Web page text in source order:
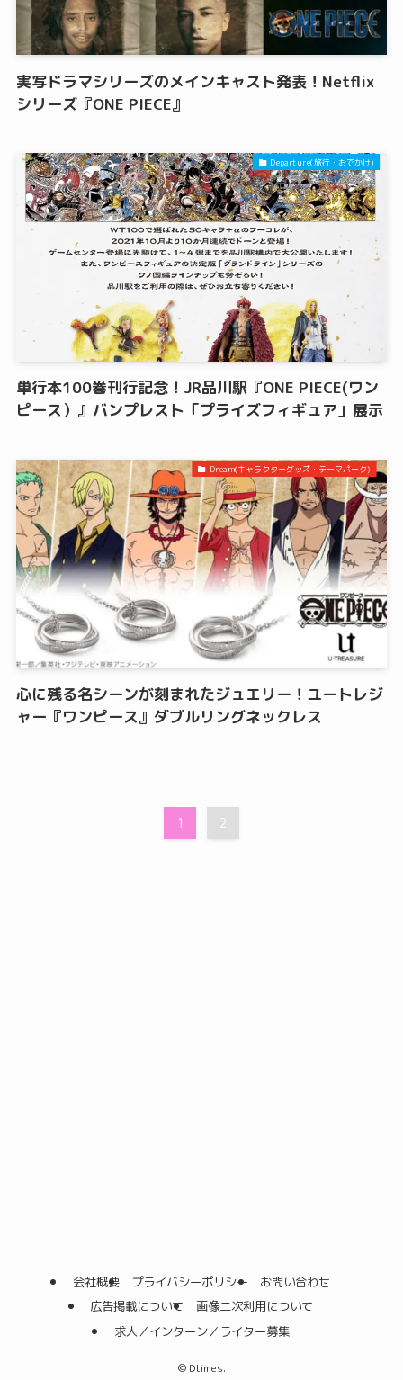
実写ドラマシリーズのメインキャスト発表！Netflix
シリーズ『ONE PIECE』
Departure(旅行・おでかけ)
単行本100巻刊行記念！JR品川駅『ONE PIECE(ワン
ピース）』バンプレスト「プライズフィギュア」展示
Dream(キャラクターグッズ・テーマパーク)
心に残る名シーンが刻まれたジュエリー！ユートレジ
ャー『ワンピース』ダブルリングネックレス
1 2
会社概要 プライバシーポリシー
お問い合わせ
広告掲載について
画像二次利用について
求人／インターン／ライター募集
©Dtimes.